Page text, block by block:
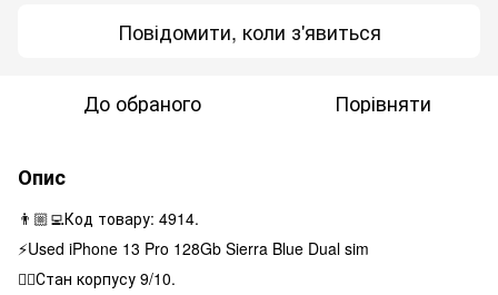
Повідомити, коли з'явиться
До обраного Порівняти
Опис
👨🏼‍💻Код товару: 4914.
⚡️Used iPhone 13 Pro 128Gb Sierra Blue Dual sim
👌🏻Стан корпусу 9/10.